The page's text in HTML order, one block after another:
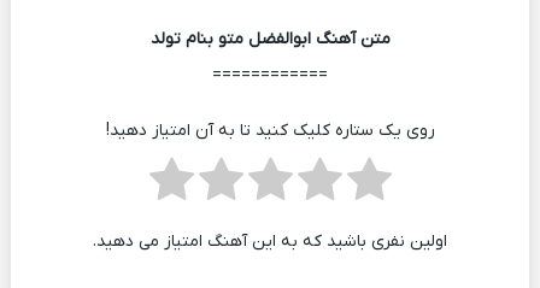
متن آهنگ ابوالفضل متو بنام تولد
============
روی یک ستاره کلیک کنید تا به آن امتیاز دهید!
اولین نفری باشید که به این آهنگ امتیاز می دهید.